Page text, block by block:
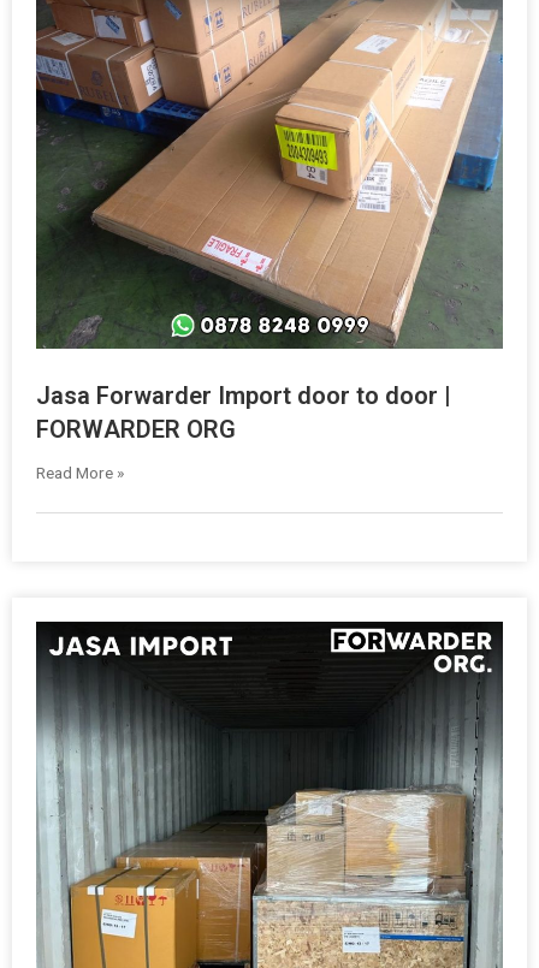
Jasa Forwarder Import door to door |
FORWARDER ORG
Read More »